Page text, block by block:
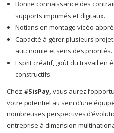
Bonne connaissance des
supports imprimés et digitaux.
Notions en montage vidéo
Capacité à gérer plusieurs
autonomie et sens des priorités.
Esprit créatif, goût du travail en
constructifs.
Chez #SisPay, vous aurez
votre potentiel au sein d’une
nombreuses perspectives
entreprise à dimension